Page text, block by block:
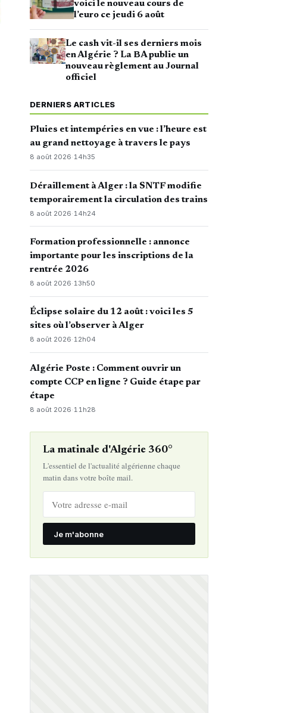
voici le nouveau cours de
l’euro ce jeudi 6 août
Le cash vit-il ses derniers mois
en Algérie ? La BA publie un
nouveau règlement au Journal
officiel
DERNIERS ARTICLES
Pluies et intempéries en vue : l’heure est
au grand nettoyage à travers le pays
8 août 2026·14h35
Déraillement à Alger : la SNTF modifie
temporairement la circulation des trains
8 août 2026· 14h24
Formation professionnelle : annonce
importante pour les inscriptions de la
rentrée 2026
8 août 2026·13h50
Éclipse solaire du 12 août : voici les 5
sites où l’observer à Alger
8 août 2026·12h04
Algérie Poste : Comment ouvrir un
compte CCP en ligne ? Guide étape par
étape
8 août 2026· 11h28
La matinale d'Algérie 360°
L'essentiel de l'actualité algérienne chaque
matin dans votre boîte mail.
Je m'abonne